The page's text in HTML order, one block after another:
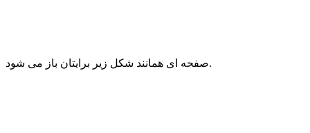
صفحه ای همانند شکل زیر برایتان باز می شود.